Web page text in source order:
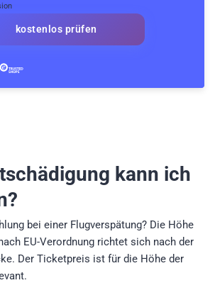
kostenlos prüfen
kann ich
bei einer Flugverspätung? Die Höhe
EU-Verordnung richtet sich nach der
Der Ticketpreis ist für die Höhe der